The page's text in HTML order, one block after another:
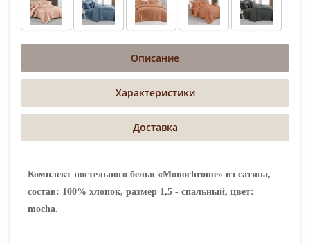
Описание
Характеристики
Доставка
Комплект постельного белья «Monochrome» из сатина,
состав: 100% хлопок, размер 1,5 - спальный, цвет:
mocha.